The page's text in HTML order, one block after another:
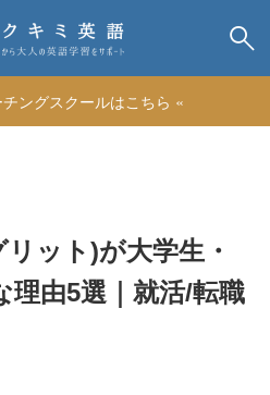
ングスクールはこちら «
ット)が大学生・
理由5選｜就活/転職